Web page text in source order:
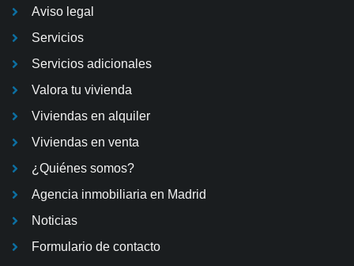
Aviso legal
Servicios
Servicios adicionales
Valora tu vivienda
Viviendas en alquiler
Viviendas en venta
¿Quiénes somos?
Agencia inmobiliaria en Madrid
Noticias
Formulario de contacto